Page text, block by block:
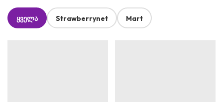
ყველა Strawberrynet Mart